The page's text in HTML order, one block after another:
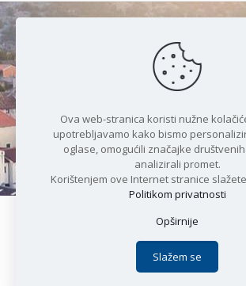
Čudesan spoj
prirode
Copyright © 2021 Općina Karlobag | Sva
Politika privatnosti
Apoc IT
Ova web-stranica koristi nužne
upotrebljavamo kako bismo
oglase, omogućili značajke
analizirali promet.
Korištenjem ove Internet stranice
Politikom privatnosti
Opširnije
Slažem se